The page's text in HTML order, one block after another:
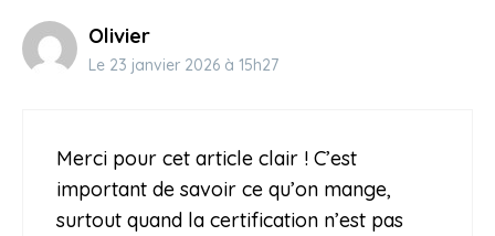
Olivier
Le 23 janvier 2026 à 15h27
Merci pour cet article clair ! C’est
important de savoir ce qu’on mange,
surtout quand la certification n’est pas